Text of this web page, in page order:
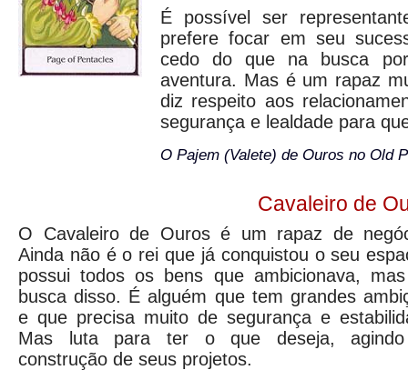
É possível ser
prefere focar em seu
cedo do que na busca
aventura. Mas é um rapaz
diz respeito aos
segurança e lealdade para
O Pajem (Valete) de Ouros no Old
Cavaleiro de
O Cavaleiro de Ouros é um rapaz de
Ainda não é o rei que já conquistou o seu
possui todos os bens que ambicionava,
busca disso. É alguém que tem grandes
e que precisa muito de segurança e
Mas luta para ter o que deseja,
construção de seus projetos.